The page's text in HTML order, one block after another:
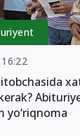
yo‘riqnoma